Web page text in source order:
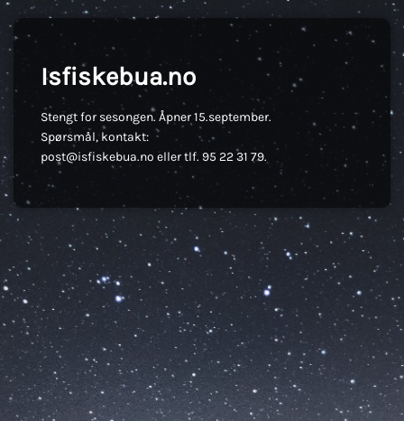
Isfiskebua.no
Stengt for sesongen. Åpner 15.september.
Spørsmål, kontakt:
post@isfiskebua.no eller tlf. 95 22 31 79.